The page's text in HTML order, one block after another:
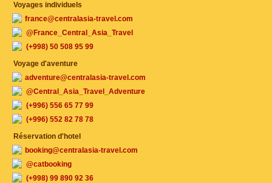
Voyages individuels
france@centralasia-travel.com
@France_Central_Asia_Travel
(+998) 50 508 95 99
Voyage d'aventure
adventure@centralasia-travel.com
@Central_Asia_Travel_Adventure
(+996) 556 65 77 99
(+996) 552 82 78 78
Réservation d'hotel
booking@centralasia-travel.com
@catbooking
(+998) 99 890 92 36